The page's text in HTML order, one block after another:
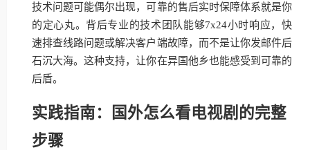
技术问题可能偶尔出现，可靠的售后实时保障体系就是你
的定心丸。背后专业的技术团队能够7x24小时响应，快
速排查线路问题或解决客户端故障，而不是让你发邮件后
石沉大海。这种支持，让你在异国他乡也能感受到可靠的
后盾。
实践指南：国外怎么看电视剧的完整
步骤